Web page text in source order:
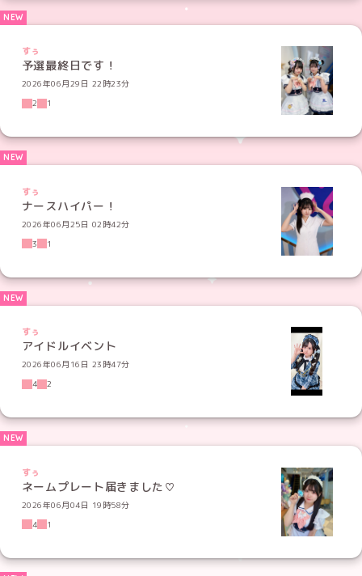
すぅ
予選最終日です！
2026年06月29日 22時23分
2
1
すぅ
ナースハイパー！
2026年06月25日 02時42分
3
1
すぅ
アイドルイベント
2026年06月16日 23時47分
4
2
すぅ
ネームプレート届きました♡
2026年06月04日 19時58分
4
1